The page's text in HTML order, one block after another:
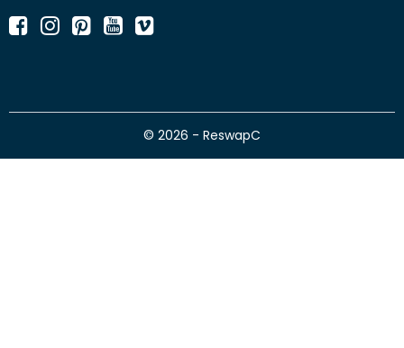
© 2026 - ReswapC